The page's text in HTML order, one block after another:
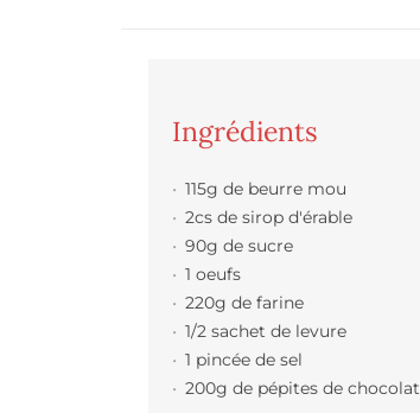
Ingrédients
115g de beurre mou
2cs de sirop d'érable
90g de sucre
1 oeufs
220g de farine
1/2 sachet de levure
1 pincée de sel
200g de pépites de chocolat